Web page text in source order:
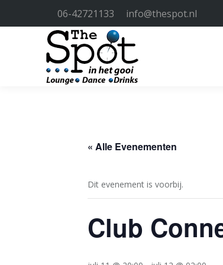
06-42721133 info@thespot.nl
« Alle Evenementen
Dit evenement is voorbij.
Club